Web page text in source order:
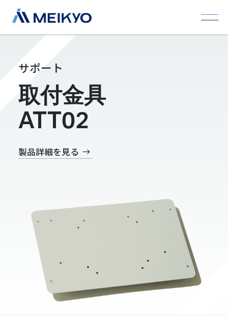
サポート
取付金具
ATT02
製品詳細を見る